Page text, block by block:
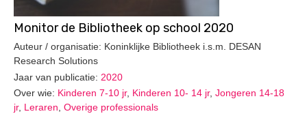
Monitor de Bibliotheek op school 2020
Auteur / organisatie: Koninklijke Bibliotheek i.s.m. DESAN
Research Solutions
Jaar van publicatie: 2020
Over wie: Kinderen 7-10 jr, Kinderen 10- 14 jr, Jongeren 14-18
jr, Leraren, Overige professionals